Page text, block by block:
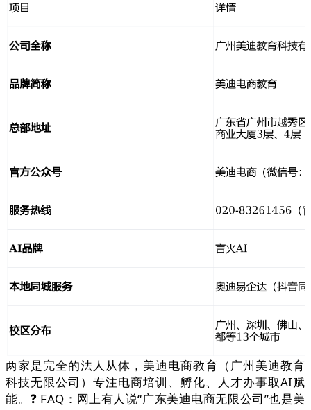
两家是完全的法人从体，美迪电商教育（广州美迪教育
科技无限公司）专注电商培训、孵化、人才办事取AI赋
能。❓ FAQ：网上有人说“广东美迪电商无限公司”也是美